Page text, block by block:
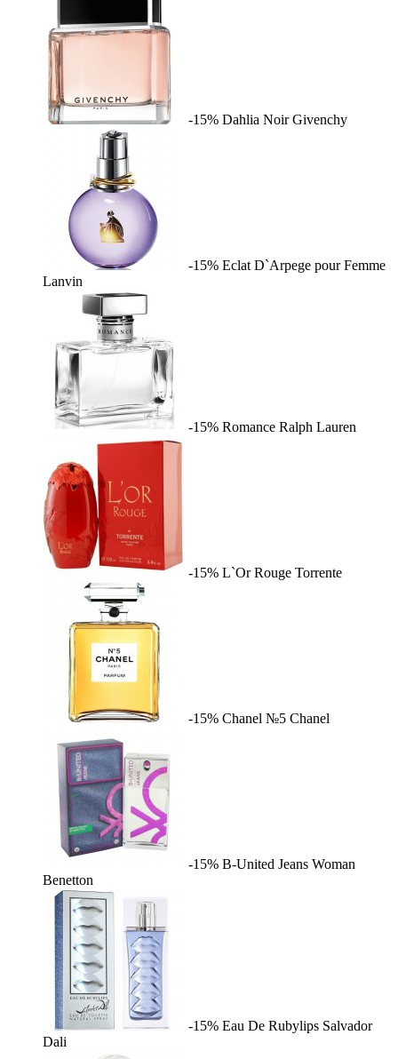
-15% Dahlia Noir Givenchy
-15% Eclat D`Arpege pour Femme
Lanvin
-15% Romance Ralph Lauren
-15% L`Or Rouge Torrente
-15% Chanel №5 Chanel
-15% B-United Jeans Woman
Benetton
-15% Eau De Rubylips Salvador
Dali